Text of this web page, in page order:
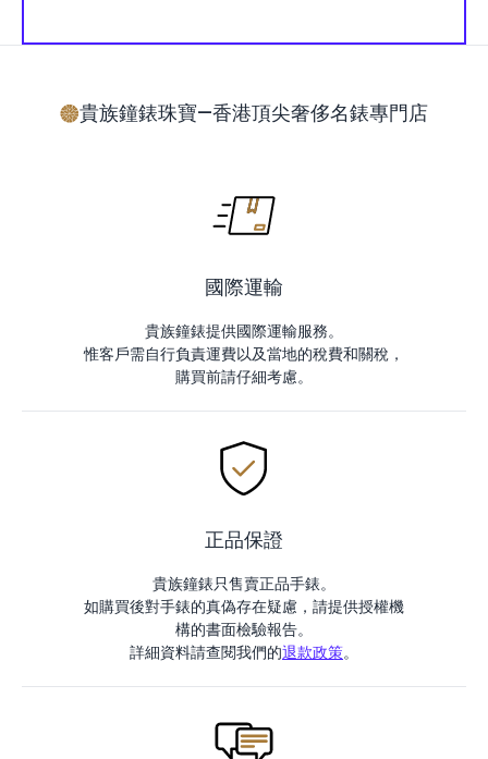
貴族鐘錶珠寶—香港頂尖奢侈名錶專門店
國際運輸
貴族鐘錶提供國際運輸服務。
惟客戶需自行負責運費以及當地的稅費和關稅，
購買前請仔細考慮。
正品保證
貴族鐘錶只售賣正品手錶。
如購買後對手錶的真偽存在疑慮，請提供授權機
構的書面檢驗報告。
詳細資料請查閱我們的退款政策。